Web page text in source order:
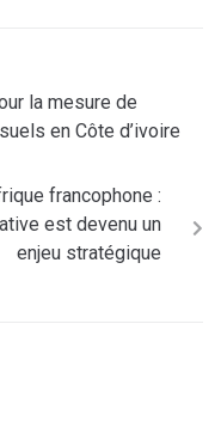
la mesure de
en Côte d’ivoire
francophone :
est devenu un
enjeu stratégique